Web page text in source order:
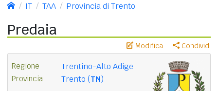
IT TAA Provincia di Trento
Predaia
Modifica Condividi
Regione Trentino-Alto Adige
Provincia Trento (TN)